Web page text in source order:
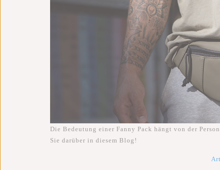
Die Bedeutung einer Fanny Pack hängt von der
Sie darüber in diesem Blog!